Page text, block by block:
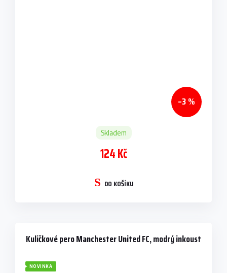
–3 %
Skladem
124 Kč
DO KOŠÍKU
Kuličkové pero Manchester United FC, modrý inkoust
NOVINKA